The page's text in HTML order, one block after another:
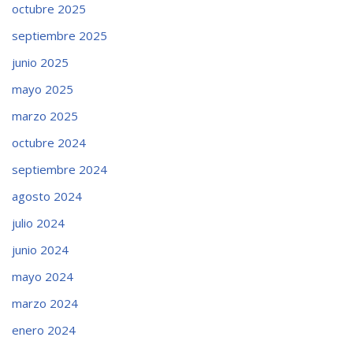
octubre 2025
septiembre 2025
junio 2025
mayo 2025
marzo 2025
octubre 2024
septiembre 2024
agosto 2024
julio 2024
junio 2024
mayo 2024
marzo 2024
enero 2024